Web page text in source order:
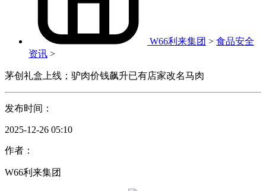
W66利来集团 > 食品安全
资讯 >
茅创礼盒上线；驴肉价钱飙升已有店家改名马肉
发布时间：
2025-12-26 05:10
作者：
W66利来集团